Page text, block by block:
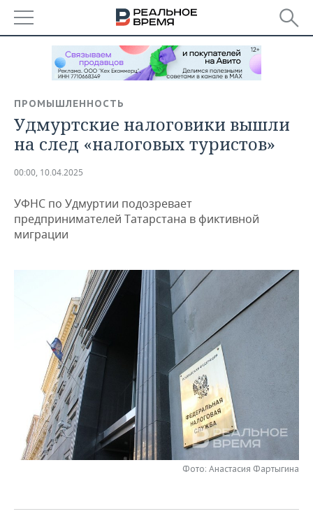
РЕГИОНЫ
БАШКОРТОСТАН
УДМУРТИЯ
НОВОСТИ
НОВОСТИ АНАЛИТИКИ
ДЕКЛАРАЦИИ О ДОХОДАХ
КОРОЛИ ГОСЗАКАЗА ПФО
ВУЗЫ ТАТАРСТАНА
КОМУ ПРИНАДЛЕЖАТ
ТОРГОВЫЕ ЦЕНТРЫ
ТАТАРСТАНА
ЭКОНОМИКА
НОВОСТИ ЭКОНОМИКИ
ФИНАНСЫ
БАНКИ
ИНВЕСТИЦИИ
ПРОМЫШЛЕННОСТЬ
НОВОСТИ
ПРОМЫШЛЕННОСТИ
МАШИНОСТРОЕНИЕ
НЕФТЕХИМИЯ
НЕФТЬ
ЭНЕРГЕТИКА
НЕДВИЖИМОСТЬ
НОВОСТИ НЕДВИЖИМОСТИ
АВТО
НОВОСТИ АВТО
НОВОСТИ БИЗНЕСА
РОЗНИЧНАЯ ТОРГОВЛЯ
ТРАНСПОРТ
УСЛУГИ
ТЕХНОЛОГИИ
НОВОСТИ ТЕХНОЛОГИЙ
МЕДИА
ТЕЛЕКОММУНИКАЦИИ
МЕРОПРИЯТИЯ
НОВОСТИ МЕРОПРИЯТИЙ
ВЫЕЗДНАЯ РЕДАКЦИЯ
БИЗНЕС-БРАНЧИ
СПОРТ
НОВОСТИ СПОРТА
ФУТБОЛ
ОБЩЕСТВО
НОВОСТИ ОБЩЕСТВА
ФОТОГАЛЕРЕЯ
ПРОМЫШЛЕННОСТЬ
Удмуртские налоговики вышли
на след «налоговых туристов»
00:00, 10.04.2025
УФНС по Удмуртии подозревает
предпринимателей Татарстана в фиктивной
миграции
Фото: Анастасия Фартыгина